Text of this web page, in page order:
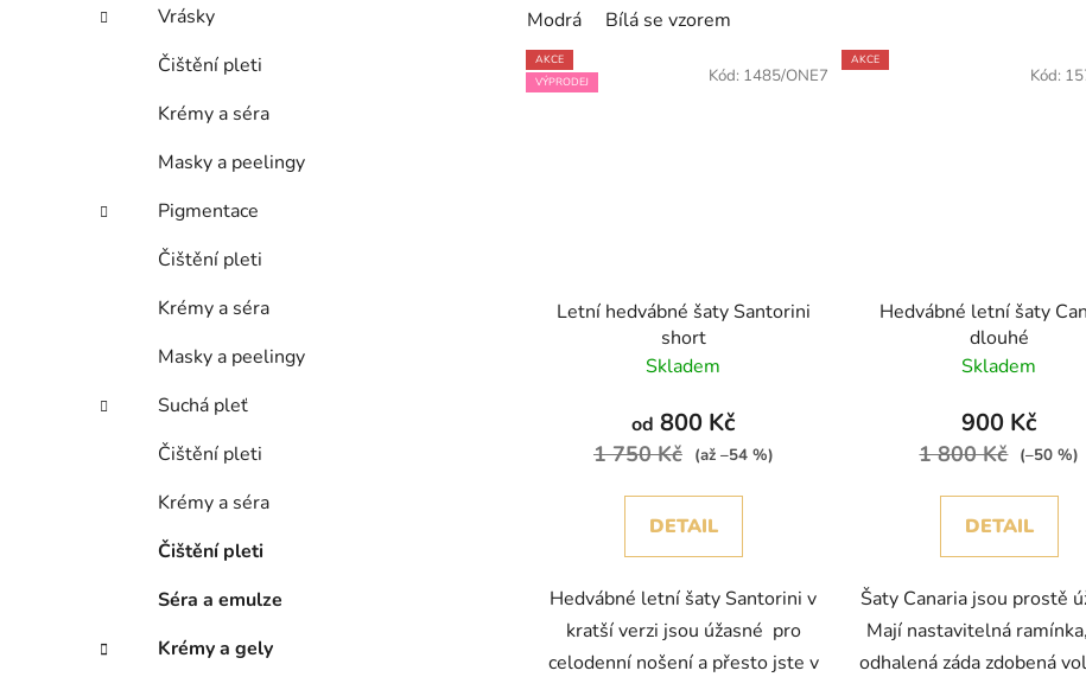
Vrásky
Čištění pleti
Krémy a séra
Masky a peelingy
Pigmentace
Čištění pleti
Krémy a séra
Masky a peelingy
Suchá pleť
Čištění pleti
Krémy a séra
Čištění pleti
Séra a emulze
Krémy a gely
Modrá Bílá se vzorem
AKCE
VÝPRODEJ
Letní hedvábné šaty Santorini
short
Skladem
od 800 Kč
1 750 Kč (až –54 %)
DETAIL
Hedvábné letní šaty Santorini v
kratší verzi jsou úžasné pro
celodenní nošení a přesto jste v
Kód: 1485/ONE7
AKCE
Hedvábné letní šaty
dlouhé
Skladem
900 Kč
1 800 Kč (–50 %)
DETAIL
Šaty Canaria jsou prostě
Mají nastavitelná
odhalená záda zdobená
Kód: